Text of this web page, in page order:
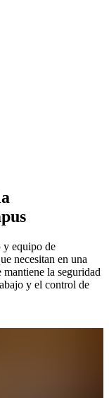
y equipo de
necesitan en una
la seguridad
y el control de